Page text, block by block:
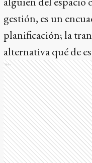
gestión, es un
planificación; la
alternativa qué de
Ads